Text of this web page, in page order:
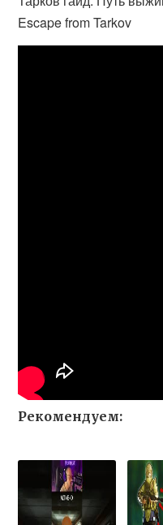
Escape from Tarkov
Рекомендуем: